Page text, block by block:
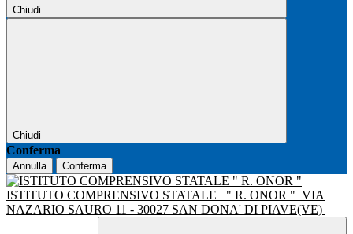
Chiudi
Chiudi
Conferma
Annulla Conferma
ISTITUTO COMPRENSIVO STATALE " R. ONOR " VIA
NAZARIO SAURO 11 - 30027 SAN DONA' DI PIAVE(VE)